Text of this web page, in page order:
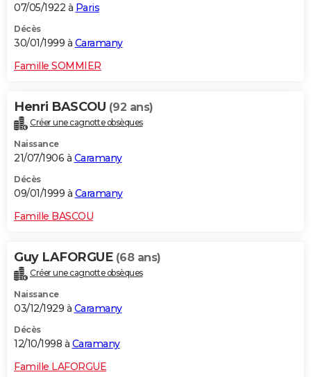
07/05/1922 à Paris
Décès
30/01/1999 à Caramany
Famille SOMMIER
Henri BASCOU (92 ans)
Créer une cagnotte obsèques
Naissance
21/07/1906 à Caramany
Décès
09/01/1999 à Caramany
Famille BASCOU
Guy LAFORGUE (68 ans)
Créer une cagnotte obsèques
Naissance
03/12/1929 à Caramany
Décès
12/10/1998 à Caramany
Famille LAFORGUE